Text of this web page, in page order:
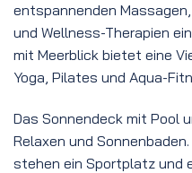
entspannenden
und Wellness-Therapien
mit Meerblick bietet eine
Yoga, Pilates und Aqua-
Das Sonnendeck mit Pool
Relaxen und
stehen ein Sportplatz und